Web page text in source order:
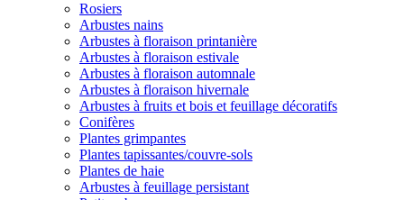
Rosiers
Arbustes nains
Arbustes à floraison printanière
Arbustes à floraison estivale
Arbustes à floraison automnale
Arbustes à floraison hivernale
Arbustes à fruits et bois et feuillage décoratifs
Conifères
Plantes grimpantes
Plantes tapissantes/couvre-sols
Plantes de haie
Arbustes à feuillage persistant